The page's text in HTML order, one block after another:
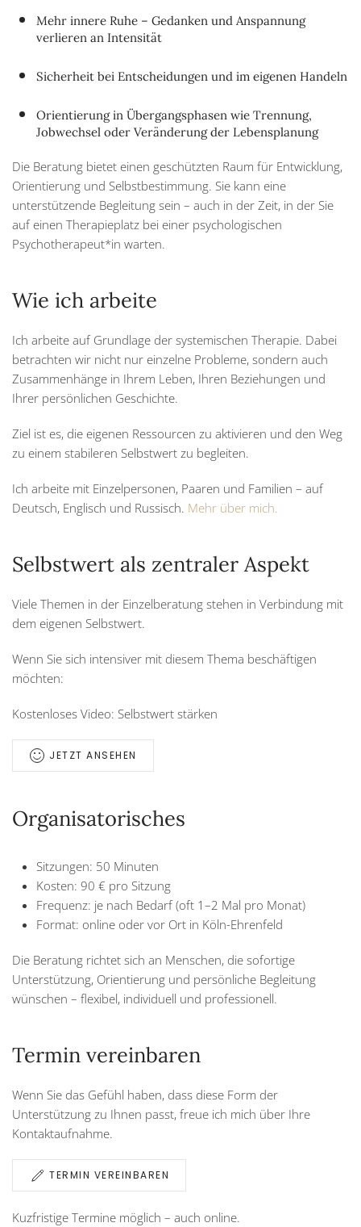
Mehr innere Ruhe – Gedanken und Anspannung
verlieren an Intensität
Sicherheit bei Entscheidungen und im eigenen Handeln
Orientierung in Übergangsphasen wie Trennung,
Jobwechsel oder Veränderung der Lebensplanung
Die Beratung bietet einen geschützten Raum für Entwicklung,
Orientierung und Selbstbestimmung. Sie kann eine
unterstützende Begleitung sein – auch in der Zeit, in der Sie
auf einen Therapieplatz bei einer psychologischen
Psychotherapeut*in warten.
Wie ich arbeite
Ich arbeite auf Grundlage der systemischen Therapie. Dabei
betrachten wir nicht nur einzelne Probleme, sondern auch
Zusammenhänge in Ihrem Leben, Ihren Beziehungen und
Ihrer persönlichen Geschichte.
Ziel ist es, die eigenen Ressourcen zu aktivieren und den Weg
zu einem stabileren Selbstwert zu begleiten.
Ich arbeite mit Einzelpersonen, Paaren und Familien – auf
Deutsch, Englisch und Russisch. Mehr über mich.
Selbstwert als zentraler Aspekt
Viele Themen in der Einzelberatung stehen in Verbindung mit
dem eigenen Selbstwert.
Wenn Sie sich intensiver mit diesem Thema beschäftigen
möchten:
Kostenloses Video: Selbstwert stärken
JETZT ANSEHEN
Organisatorisches
Sitzungen: 50 Minuten
Kosten: 90 € pro Sitzung
Frequenz: je nach Bedarf (oft 1–2 Mal pro Monat)
Format: online oder vor Ort in Köln-Ehrenfeld
Die Beratung richtet sich an Menschen, die sofortige
Unterstützung, Orientierung und persönliche Begleitung
wünschen – flexibel, individuell und professionell.
Termin vereinbaren
Wenn Sie das Gefühl haben, dass diese Form der
Unterstützung zu Ihnen passt, freue ich mich über Ihre
Kontaktaufnahme.
TERMIN VEREINBAREN
Kuzfristige Termine möglich – auch online.